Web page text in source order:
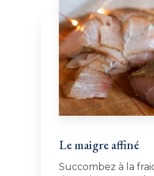
Le maigre affiné
Succombez à la